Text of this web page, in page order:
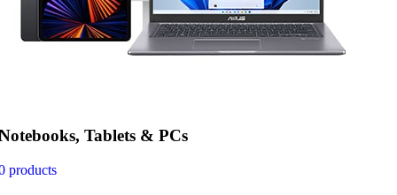
Tablets & PCs
products